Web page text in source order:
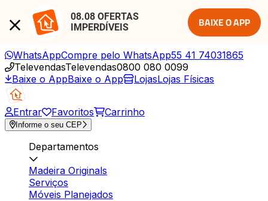
08.08 OFERTAS
IMPERDÍVEIS
BAIXE O APP
WhatsAppCompre pelo WhatsApp55 41 74031865
TelevendasTelevendas0800 080 0099
Baixe o AppBaixe o App LojasLojas Físicas
Entrar Favoritos Carrinho
Informe o seu CEP
Departamentos
Madeira Originals
Serviços
Móveis Planejados